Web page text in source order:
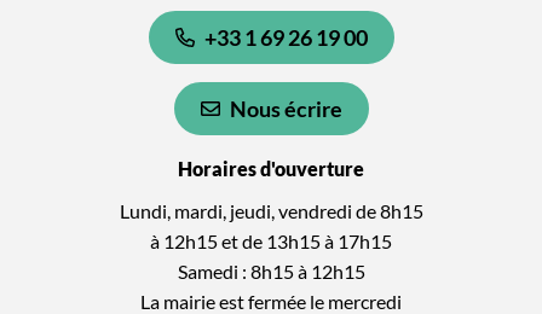
+33 1 69 26 19 00
Nous écrire
Horaires d'ouverture
Lundi, mardi, jeudi, vendredi de 8h15
à 12h15 et de 13h15 à 17h15
Samedi : 8h15 à 12h15
La mairie est fermée le mercredi